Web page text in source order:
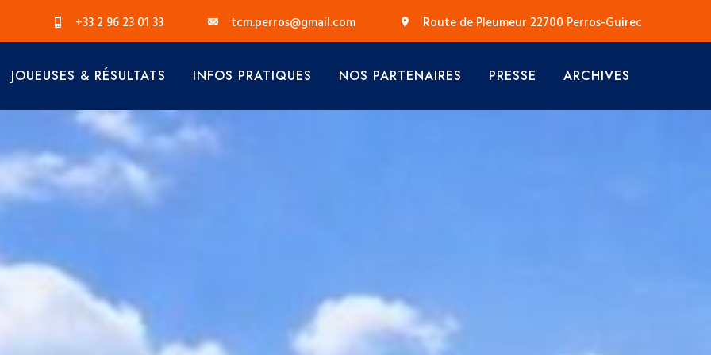
+33 2 96 23 01 33 tcm.perros@gmail.com Route de Pleumeur 22700 Perros-Guirec
JOUEUSES & RÉSULTATS INFOS PRATIQUES NOS PARTENAIRES PRESSE ARCHIVES